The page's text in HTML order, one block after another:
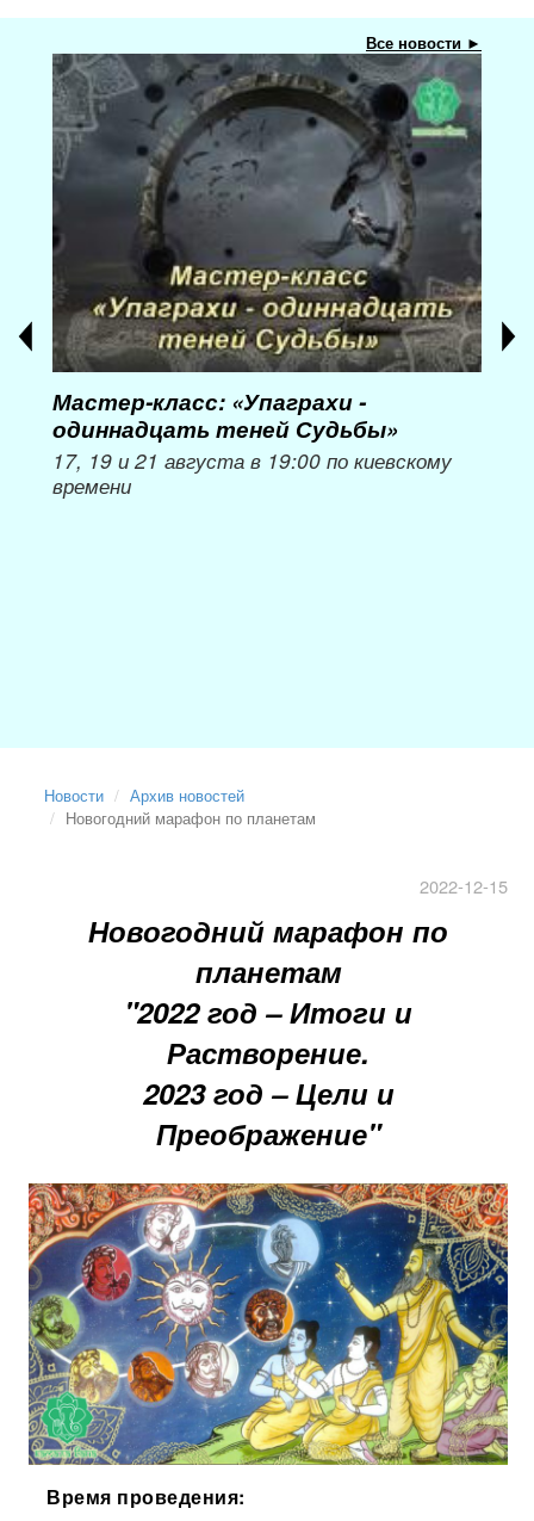
Все новости ►
Мастер-класс: «Упаграхи -
одиннадцать теней Судьбы»
17, 19 и 21 августа в 19:00 по киевскому
времени
Новости
Архив новостей
Новогодний марафон по планетам
2022-12-15
Новогодний марафон по
планетам
"2022 год –Итоги и
Растворение.
2023 год –Цели и
Преображение"
Время проведения: